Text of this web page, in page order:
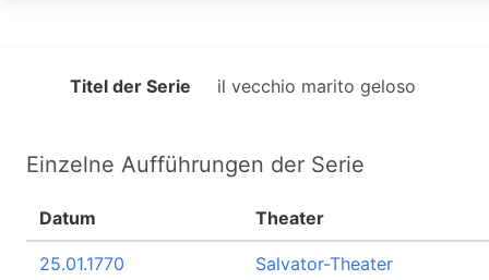
Titel der Serie il vecchio marito geloso
Einzelne Aufführungen der Serie
Datum Theater
25.01.1770 Salvator-Theater